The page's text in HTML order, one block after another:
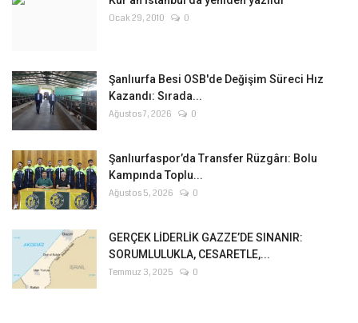
Ocak 29, 2010 0
Şanlıurfa Besi OSB'de Değişim Süreci Hız
Kazandı: Sırada...
Ağustos 7, 2026 0
Şanlıurfaspor’da Transfer Rüzgârı: Bolu
Kampında Toplu...
Ağustos 5, 2026 0
GERÇEK LİDERLİK GAZZE’DE SINANIR:
SORUMLULUKLA, CESARETLE,...
Temmuz 3, 2025 0